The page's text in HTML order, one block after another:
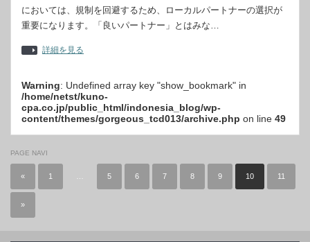
においては、規制を回避するため、ローカルパートナーの選択が
重要になります。「良いパートナー」とはみな…
詳細を見る
Warning: Undefined array key "show_bookmark" in
/home/netst/kuno-
cpa.co.jp/public_html/indonesia_blog/wp-
content/themes/gorgeous_tcd013/archive.php on line 49
PAGE NAVI
« 1 5 6 7 8 9 10 11
»